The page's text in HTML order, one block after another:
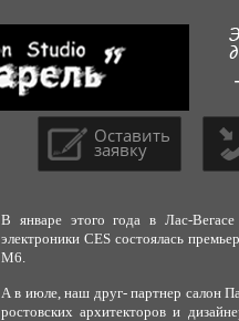
Оставить
заявку
В январе этого года в Лас-
электроники CES состоялась
M6.
А в июле, наш друг- партнер салон
ростовских архитекторов и